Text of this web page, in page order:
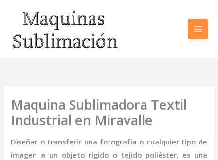
contenido
Maquina Sublimadora Textil
Industrial en Miravalle
Diseñar o transferir una fotografía o cualquier tipo de
imagen a un objeto rígido o tejido poliéster, es una